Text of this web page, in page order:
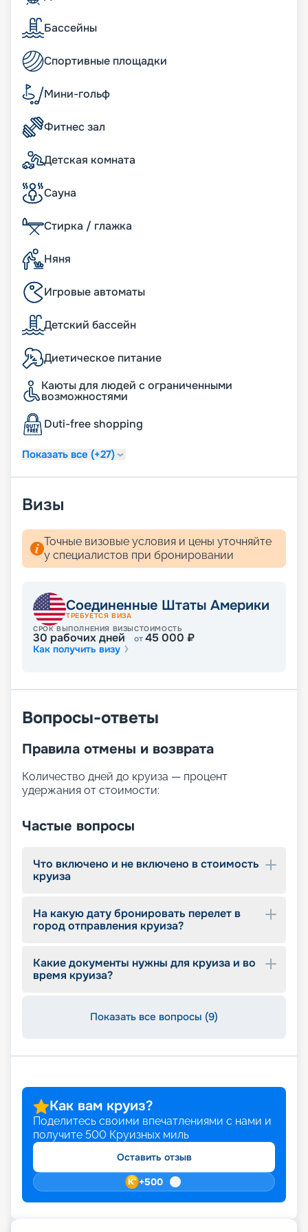
Бассейны
Спортивные площадки
Мини-гольф
Фитнес зал
Детская комната
Сауна
Стирка / глажка
Няня
Игровые автоматы
Детский бассейн
Диетическое питание
Каюты для людей с ограниченными
возможностями
Duti-free shopping
Показать все (+27)
Визы
Точные визовые условия и цены уточняйте
у специалистов при бронировании
Соединенные Штаты Америки
ТРЕБУЕТСЯ ВИЗА
СРОК ВЫПОЛНЕНИЯ ВИЗЫ
30 рабочих дней
СТОИМОСТЬ
от45 000 ₽
Как получить визу
Вопросы-ответы
Правила отмены и возврата
Количество дней до круиза — процент
удержания от стоимости:
Частые вопросы
Что включено и не включено в стоимость
круиза
На какую дату бронировать перелет в
город отправления круиза?
Какие документы нужны для круиза и во
время круиза?
Показать все вопросы (9)
Как вам круиз?
Поделитесь своими впечатлениями с нами и
получите 500 Круизных миль
Оставить отзыв
+500